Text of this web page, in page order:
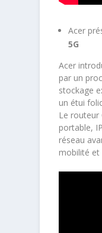
Acer
5G
Acer
par un
stockage
un étui
Le routeur
portable,
réseau
mobilité et